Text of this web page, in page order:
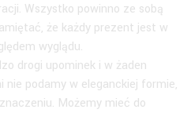
Wszystko powinno ze sobą
że każdy prezent jest w
wyglądu.
drogi upominek i w żaden
nie podamy w eleganckiej formie,
Możemy mieć do